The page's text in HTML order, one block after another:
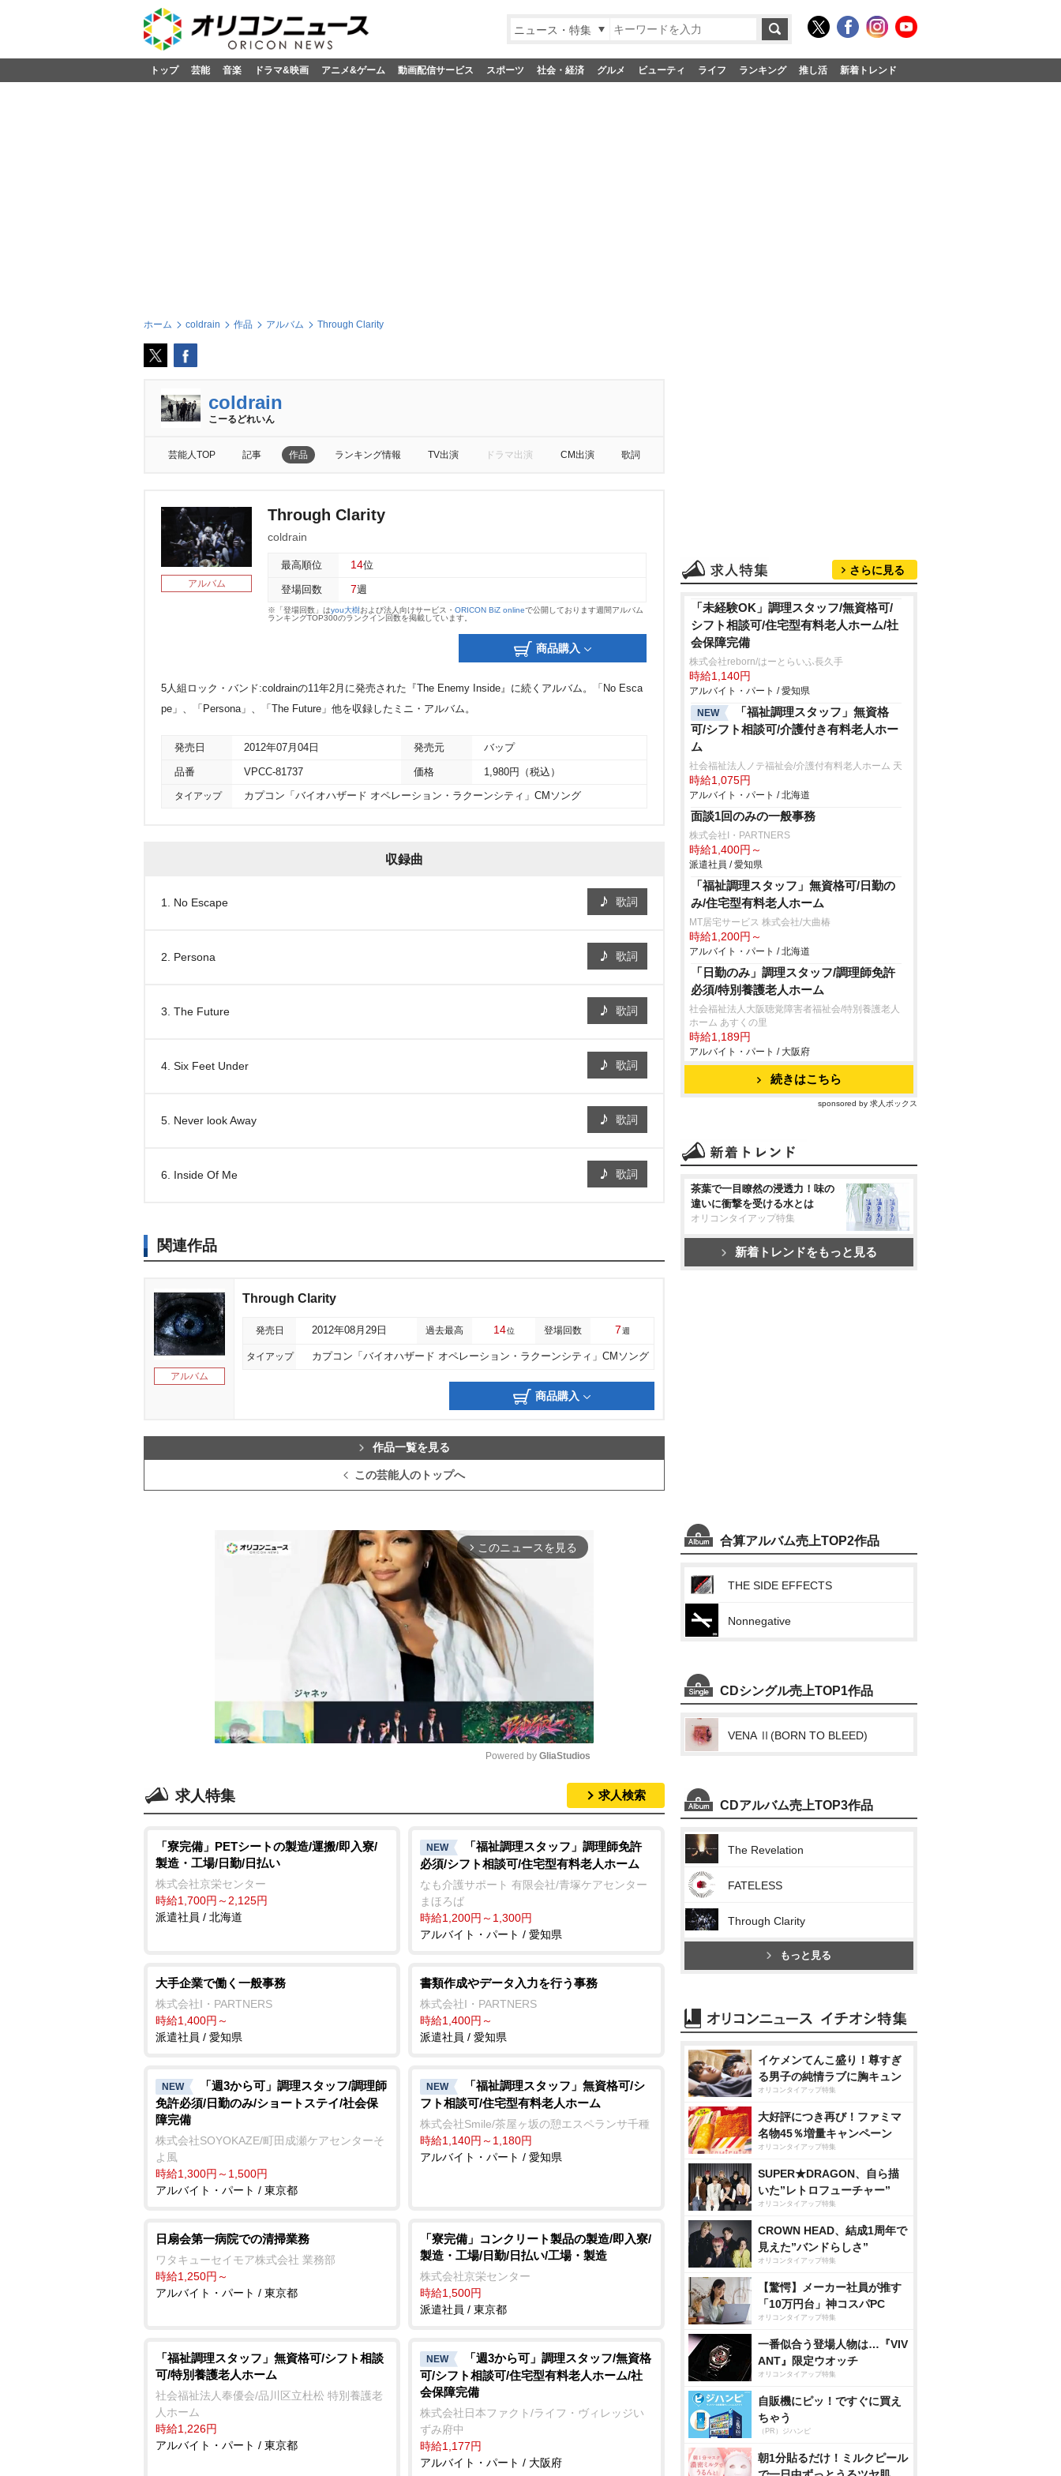
ニュース・特集
トップ 芸能 音楽 ドラマ&映画 アニメ&ゲーム 動画配信サービス スポーツ 社会・経済 グルメ ビューティ ライフ ランキング 推し活 新着トレンド
ホーム coldrain 作品 アルバム Through Clarity
coldrain
こーるどれいん
芸能人TOP 記事 作品 ランキング情報 TV出演 ドラマ出演 CM出演 歌詞
アルバム
Through Clarity
coldrain
最高順位 14位
登場回数 7週
※「登場回数」はyou大樹および法人向けサービス・ ORICON BiZ onlineで公開しております週間アルバム
ランキングTOP300のランクイン回数を掲載しています。
商品購入
5人組ロック・バンド:coldrainの11年2月に発売された『The Enemy Inside』に続くアルバム。「No Esca
pe」、「Persona」、「The Future」他を収録したミニ・アルバム。
発売日 2012年07月04日 発売元 バップ
品番 VPCC-81737 価格 1,980円（税込）
タイアップ カプコン「バイオハザード オペレーション・ラクーンシティ」CMソング
収録曲
1. No Escape 歌詞
2. Persona 歌詞
3. The Future 歌詞
4. Six Feet Under 歌詞
5. Never look Away 歌詞
6. Inside Of Me 歌詞
関連作品
アルバム
Through Clarity
発売日 2012年08月29日 過去最高 14位 登場回数 7週
タイアップ カプコン「バイオハザード オペレーション・ラクーンシティ」CMソング
商品購入
作品一覧を見る
この芸能人のトップへ
arrow_forward_ios このニュースを見る
t
e
Powered by GliaStudios
求人特集 求人検索
「寮完備」PETシートの製造/運搬/即入寮/
製造・工場/日勤/日払い
株式会社京栄センター
時給1,700円～2,125円
派遣社員 / 北海道
NEW
「福祉調理スタッフ」調理師免許
必須/シフト相談可/住宅型有料老人ホーム
なも介護サポート 有限会社/青塚ケアセンター
まほろば
時給1,200円～1,300円
アルバイト・パート / 愛知県
大手企業で働く一般事務
株式会社I・PARTNERS
時給1,400円～
派遣社員 / 愛知県
書類作成やデータ入力を行う事務
株式会社I・PARTNERS
時給1,400円～
派遣社員 / 愛知県
NEW
「週3から可」調理スタッフ/調理師
免許必須/日勤のみ/ショートステイ/社会保
障完備
株式会社SOYOKAZE/町田成瀬ケアセンターそ
よ風
時給1,300円～1,500円
アルバイト・パート / 東京都
NEW
「福祉調理スタッフ」無資格可/シ
フト相談可/住宅型有料老人ホーム
株式会社Smile/茶屋ヶ坂の憩エスペランサ千種
時給1,140円～1,180円
アルバイト・パート / 愛知県
日扇会第一病院での清掃業務
ワタキューセイモア株式会社 業務部
時給1,250円～
アルバイト・パート / 東京都
「寮完備」コンクリート製品の製造/即入寮/
製造・工場/日勤/日払い/工場・製造
株式会社京栄センター
時給1,500円
派遣社員 / 東京都
「福祉調理スタッフ」無資格可/シフト相談
可/特別養護老人ホーム
社会福祉法人奉優会/品川区立杜松 特別養護老
人ホーム
時給1,226円
アルバイト・パート / 東京都
NEW
「週3から可」調理スタッフ/無資格
可/シフト相談可/住宅型有料老人ホーム/社
会保障完備
株式会社日本ファクト/ライフ・ヴィレッジい
ずみ府中
時給1,177円
アルバイト・パート / 大阪府
さらに見る
「未経験OK」調理スタッフ/無資格可/
シフト相談可/住宅型有料老人ホーム/社
会保障完備
株式会社reborn/はーとらいふ長久手
時給1,140円
アルバイト・パート / 愛知県
NEW
「福祉調理スタッフ」無資格
可/シフト相談可/介護付き有料老人ホー
ム
社会福祉法人ノテ福祉会/介護付有料老人ホーム 天
時給1,075円
アルバイト・パート / 北海道
面談1回のみの一般事務
株式会社I・PARTNERS
時給1,400円～
派遣社員 / 愛知県
「福祉調理スタッフ」無資格可/日勤の
み/住宅型有料老人ホーム
MT居宅サービス 株式会社/大曲椿
時給1,200円～
アルバイト・パート / 北海道
「日勤のみ」調理スタッフ/調理師免許
必須/特別養護老人ホーム
社会福祉法人大阪聴覚障害者福祉会/特別養護老人
ホーム あすくの里
時給1,189円
アルバイト・パート / 大阪府
続きはこちら
sponsored by 求人ボックス
茶葉で一目瞭然の浸透力！味の
違いに衝撃を受ける水とは
オリコンタイアップ特集
新着トレンドをもっと見る
合算アルバム売上TOP2作品
THE SIDE EFFECTS
Nonnegative
CDシングル売上TOP1作品
VENA Ⅱ(BORN TO BLEED)
CDアルバム売上TOP3作品
The Revelation
FATELESS
Through Clarity
もっと見る
イケメンてんこ盛り！尊すぎ
る男子の純情ラブに胸キュン
オリコンタイアップ特集
大好評につき再び！ファミマ
名物45％増量キャンペーン
オリコンタイアップ特集
SUPER★DRAGON、自ら描
いた”レトロフューチャー”
オリコンタイアップ特集
CROWN HEAD、結成1周年で
見えた”バンドらしさ”
オリコンタイアップ特集
【驚愕】メーカー社員が推す
「10万円台」神コスパPC
オリコンタイアップ特集
一番似合う登場人物は…『VIV
ANT』限定ウオッチ
オリコンタイアップ特集
自販機にピッ！ですぐに買え
ちゃう
（PR）ジハンピ
朝1分貼るだけ！ミルクピール